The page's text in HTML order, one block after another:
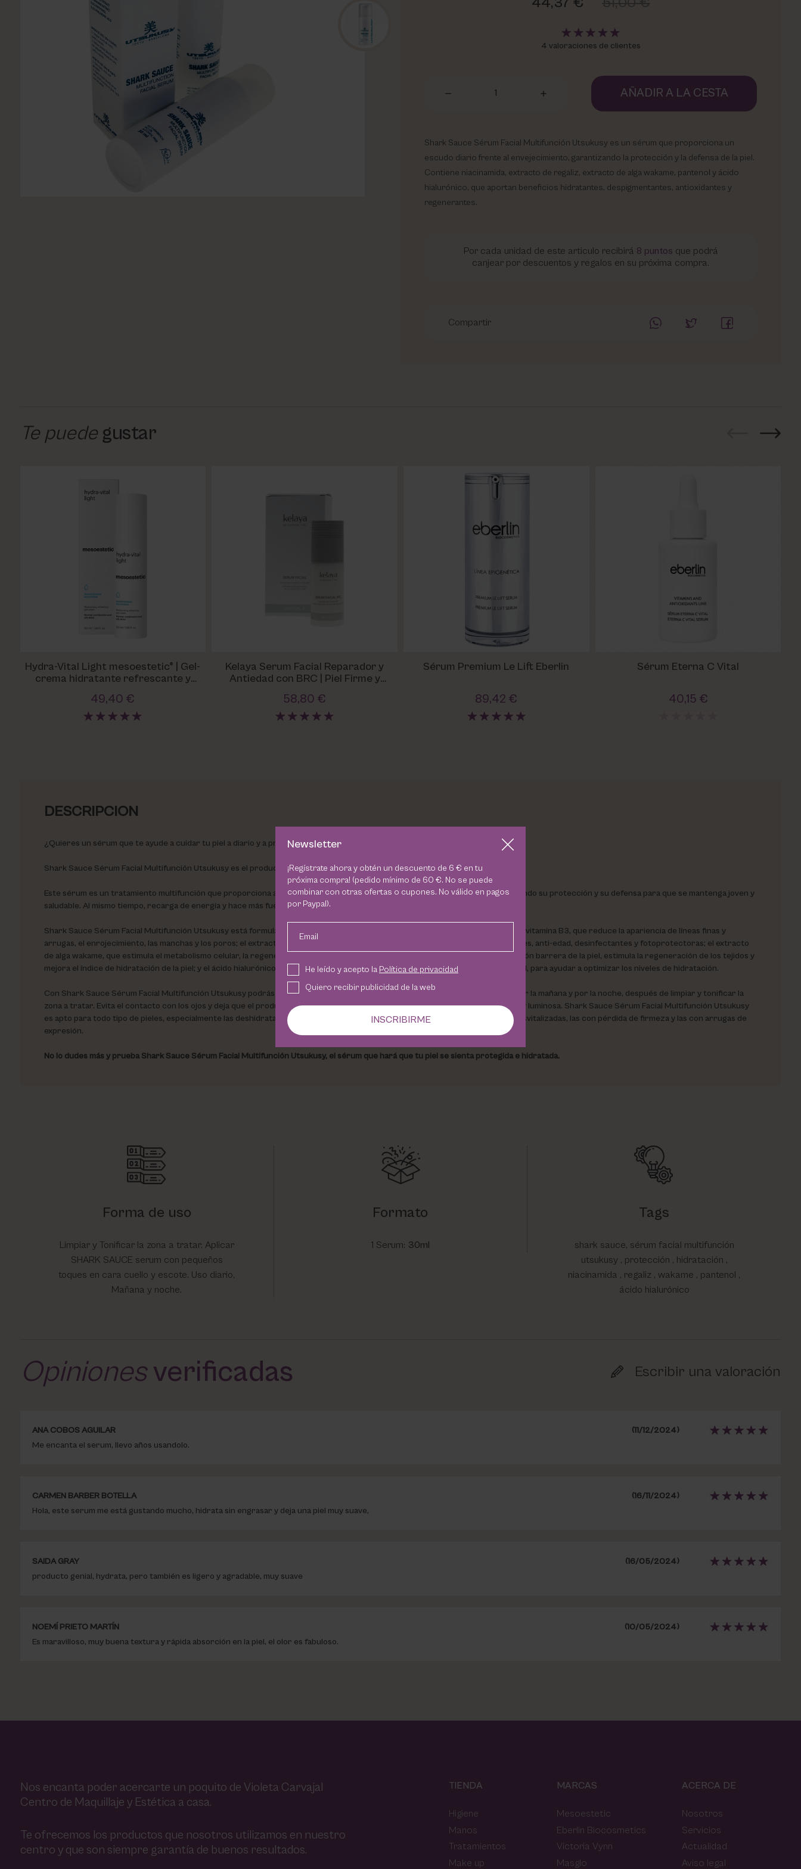
4 valoraciones de clientes
1 AÑADIR A LA CESTA
Shark Sauce Sérum Facial Multifunción Utsukusy es un sérum que proporciona un
escudo diario frente al envejecimiento, garantizando la protección y la defensa de la piel.
Contiene niacinamida, extracto de regaliz, extracto de alga wakame, pantenol y ácido
hialurónico, que aportan beneficios hidratantes, despigmentantes, antioxidantes y
regenerantes.
Por cada unidad de este articulo recibirá 8 puntos que podrá
canjear por descuentos y regalos en su próxima compra.
Compartir
Te puede gustar
Hydra-Vital Light mesoestetic® | Gel-
crema hidratante refrescante y
49,40 €
Kelaya Serum Facial Reparador y
Antiedad con BRC | Piel Firme y
58,80 €
Sérum Premium Le Lift Eberlin
89,42 €
Sérum Eterna C Vital
40,15 €
DESCRIPCION
¿Quieres un sérum que te ayude a cuidar tu piel a diario y a prevenir los signos del envejecimiento?
Shark Sauce Sérum Facial Multifunción Utsukusy es el producto que estabas buscando.
Este sérum es un tratamiento multifunción que proporciona a la epidermis un escudo diario frente al envejecimiento, garantizando su protección y su defensa para que se mantenga joven y
saludable. Al mismo tiempo, recarga de energía y hace más fuerte la piel frente a las agresiones externas.
Shark Sauce Sérum Facial Multifunción Utsukusy está formulado con ingredientes activos de alta calidad como la niacinamida, la vitamina B3, que reduce la apariencia de líneas finas y
arrugas, el enrojecimiento, las manchas y los poros; el extracto de regaliz, que tiene propiedades antioxidantes, despigmentantes, anti-edad, desinfectantes y fotoprotectoras; el extracto
de alga wakame, que estimula el metabolismo celular, la regeneración tisular y el tono de la piel; el pantenol, que restaura la función barrera de la piel, estimula la regeneración de los tejidos y
mejora el índice de hidratación de la piel; y el ácido hialurónico, que fortalece las defensas de humedad ultra-periféricas de la piel, para ayudar a optimizar los niveles de hidratación.
Con Shark Sauce Sérum Facial Multifunción Utsukusy podrás aplicar un sérum con pequeños toques en cara cuello y escote por la mañana y por la noche, después de limpiar y tonificar la
zona a tratar. Evita el contacto con los ojos y deja que el producto se absorba por completo. Tu piel se sentirá hidratada, suave y luminosa. Shark Sauce Sérum Facial Multifunción Utsukusy
es apto para todo tipo de pieles, especialmente las deshidratadas, las con manchas o tendencia a las manchas, las apagadas o desvitalizadas, las con pérdida de firmeza y las con arrugas de
expresión.
No lo dudes más y prueba Shark Sauce Sérum Facial Multifunción Utsukusy, el sérum que hará que tu piel se sienta protegida e hidratada.
Forma de uso
Limpiar y Tonificar la zona a tratar. Aplicar
SHARK SAUCE serum con pequeños
toques en cara cuello y escote. Uso diario,
Mañana y noche.
Formato
1 Serum: 30ml
Tags
shark sauce, sérum facial multifunción
utsukusy , protección , hidratación ,
niacinamida , regaliz , wakame , pantenol ,
ácido hialurónico
Opinionesverificadas Escribir una valoración
ANA COBOS AGUILAR
(11/12/2024)
Me encanta el serum, llevo años usandolo.
CARMEN BARBER BOTELLA
(16/11/2024)
Hola, este serum me está gustando mucho, hidrata sin engrasar y deja una piel muy suave,
SAIDA GRAY
(16/05/2024)
producto genial, hydrata, pero también es ligero y agradable, muy suave
NOEMÍ PRIETO MARTÍN
(10/05/2024)
Es maravilloso, muy buena textura y rápida absorción en la piel, el olor es fabuloso.
Nos encanta poder acercarte un poquito de Violeta Carvajal
Centro de Maquillaje y Estética a casa.
Te ofrecemos los productos que nosotros utilizamos en nuestro
centro y que son siempre garantía de buenos resultados.
TIENDA
Higiene
Manos
Tratamientos
Make up
MARCAS
Mesoestetic
Eberlin Biocosmetics
Victoria Vynn
Masglo
ACERCA DE
Nosotros
Servicios
Actualidad
Aviso legal
Newsletter
¡Regístrate ahora y obtén un descuento de 6 € en tu
próxima compra! (pedido mínimo de 60 €. No se puede
combinar con otras ofertas o cupones. No válido en pagos
por Paypal).
Email
He leído y acepto la Política de privacidad
Quiero recibir publicidad de la web
INSCRIBIRME